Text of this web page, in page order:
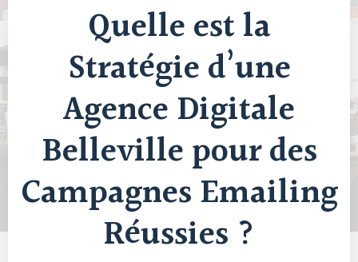
Quelle est la
Stratégie d’une
Agence Digitale
Belleville pour des
Campagnes Emailing
Réussies ?